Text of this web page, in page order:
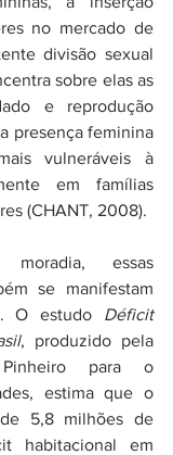
no mercado de
divisão sexual
sobre elas as
e reprodução
presença feminina
vulneráveis à
em famílias
(CHANT, 2008).
essas
se manifestam
O estudo Déficit
, produzido pela
para o
estima que o
5,8 milhões de
habitacional em